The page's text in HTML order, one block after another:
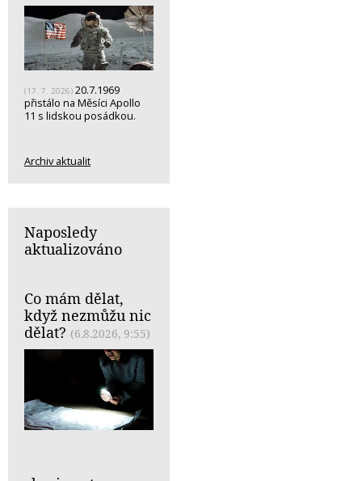
(17. 7. 2026) 20.7.1969
přistálo na Měsíci Apollo
11 s lidskou posádkou.
Archiv aktualit
Naposledy
aktualizováno
Co mám dělat,
když nezmůžu nic
dělat? (6.8.2026, 9:55)